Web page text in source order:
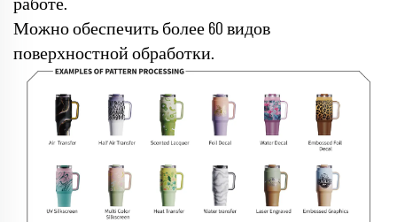
работе.
Можно обеспечить более 60 видов
поверхностной обработки.